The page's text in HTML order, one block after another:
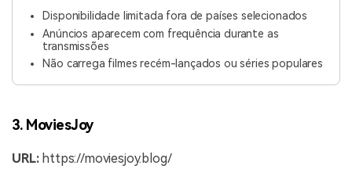
Disponibilidade limitada fora de países selecionados
Anúncios aparecem com frequência durante as
transmissões
Não carrega filmes recém-lançados ou séries populares
3. MoviesJoy
URL:https://moviesjoy.blog/